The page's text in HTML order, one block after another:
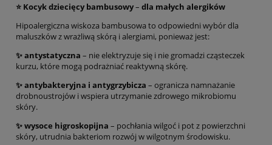
⭐ Kocyk dziecięcy bambusowy– dla małych alergików
Hipoalergiczna wiskoza bambusowa to odpowiedni wybór dla
maluszków z wrażliwą skórą i alergiami, ponieważ jest:
✨ antystatyczna – nie elektryzuje się i nie gromadzi cząsteczek
kurzu, które mogą podrażniać reaktywną skórę.
✨ antybakteryjna i antygrzybicza – ogranicza namnażanie
drobnoustrojów i wspiera utrzymanie zdrowego mikrobiomu
skóry.
✨ wysoce higroskopijna – pochłania wilgoć i pot z powierzchni
skóry, utrudnia bakteriom rozwój w wilgotnym środowisku.